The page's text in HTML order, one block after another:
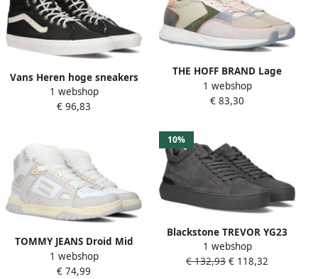
Vans Heren hoge sneakers
met Cordura-versterking
1 webshop
€ 96,83
THE HOFF BRAND Lage
Sneakers Dames Pilsen
Maat: 36 Materiaal: Suède
1 webshop
€ 83,30
TOMMY JEANS Droid Mid
Dames Hoge sneakers
Leren Sneaker Dames Grijs
1 webshop
€ 74,99
10%
Blackstone TREVOR YG23
Thunderstorm Sneaker
(mid) Heren Dark grey
1 webshop
€ 132,93 € 118,32